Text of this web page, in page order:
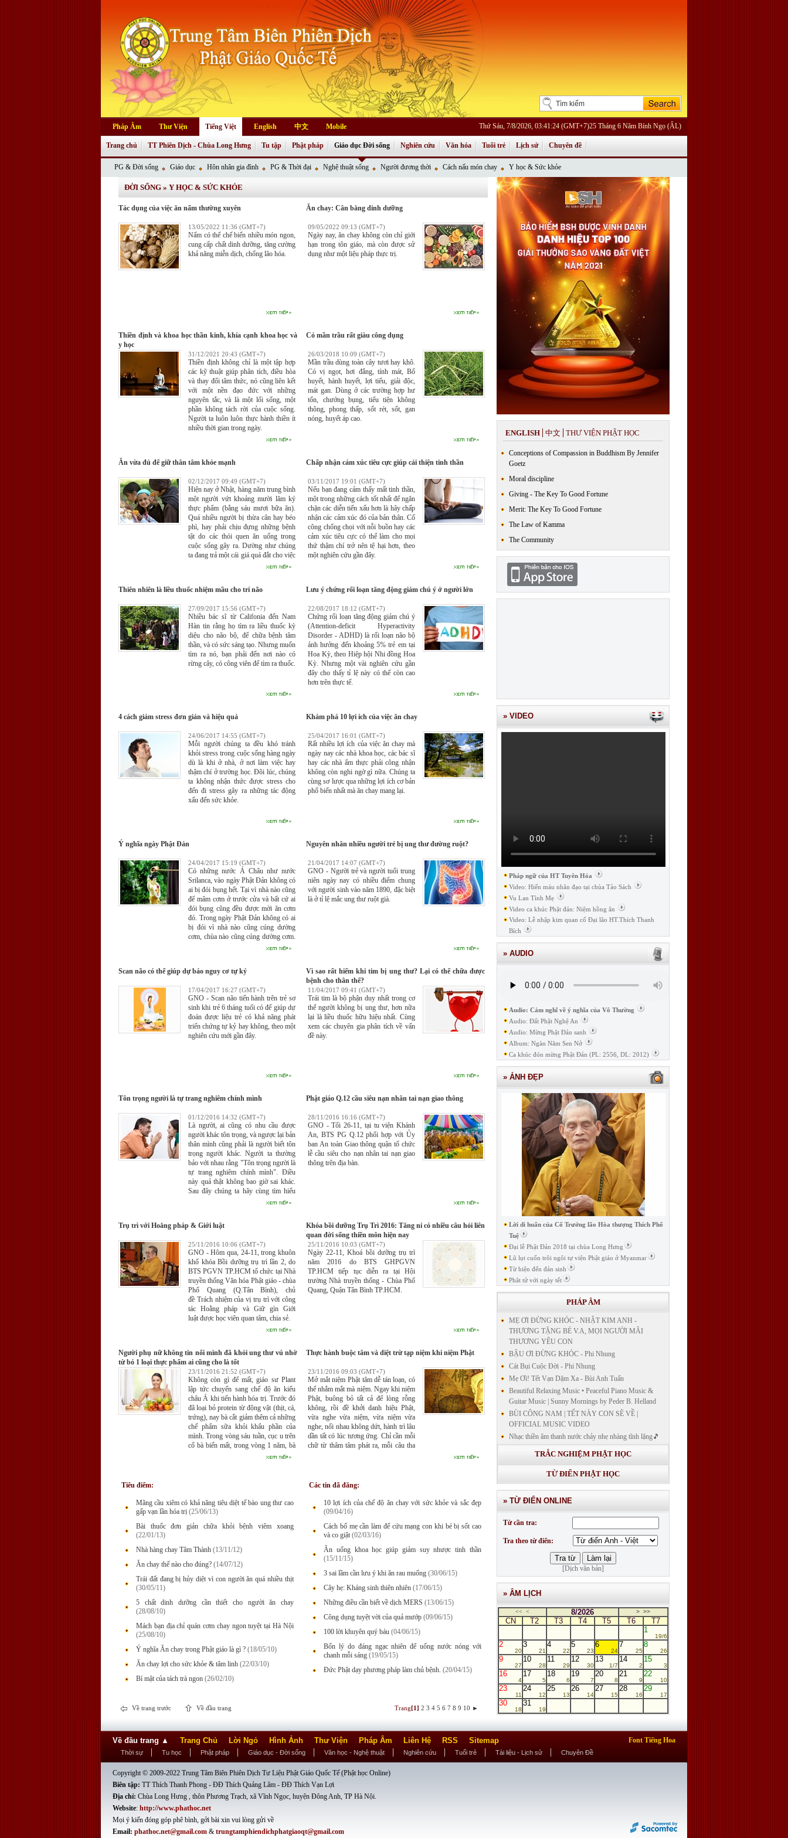
Pháp Âm Thư Viện Tiếng Việt English 中文 Mobile Thứ Sáu, 7/8/2026, 03:41:24 (GMT+7)25 Tháng 6 Năm Bính Ngọ (ÂL)
Trang chủ TT Phiên Dịch - Chùa Long Hưng Tu tập Phật pháp Giáo dục Đời sống
PG & Đời sống Giáo dục Hôn nhân gia đình PG & Thời đại Nghệ thuật sống Người đương thời Cách nấu món chay Y học & Sức khỏe
Nghiên cứu Văn hóa Tuổi trẻ Lịch sử Chuyên đề
ĐỜI SỐNG » Y HỌC & SỨC KHỎE
Tác dụng của việc ăn nấm thường xuyên
13/05/2022 11:36 (GMT+7)
Nấm có thể chế biến nhiều món ngon,
cung cấp chất dinh dưỡng, tăng cường
khả năng miễn dịch, chống lão hóa.
Ăn chay: Cân bằng dinh dưỡng
09/05/2022 09:13 (GMT+7)
Ngày nay, ăn chay không còn chỉ giới
hạn trong tôn giáo, mà còn được sử
dụng như một liệu pháp thực trị.
Thiền định và khoa học thần kinh, khía cạnh khoa học và
y học
31/12/2021 20:43 (GMT+7)
Thiền định không chỉ là một tập hợp
các kỹ thuật giúp phân tích, điều hòa
và thay đổi tâm thức, nó cũng liên kết
với một nền đạo đức với những
nguyên tắc, và là một lối sống, một
phần không tách rời của cuộc sống.
Người ta luôn luôn thực hành thiền ít
nhiều thời gian trong ngày.
Cỏ mần trầu rất giàu công dụng
26/03/2018 10:09 (GMT+7)
Mần trầu dùng toàn cây tươi hay khô.
Có vị ngọt, hơi đắng, tính mát, Bổ
huyết, hành huyết, lợi tiểu, giải độc,
mát gan. Dùng ở các trường hợp hư
tổn, chướng bụng, tiểu tiện không
thông, phong thấp, sốt rét, sốt, gan
nóng, huyết áp cao.
Ăn vừa đủ để giữ thân tâm khỏe mạnh
02/12/2017 09:49 (GMT+7)
Hiện nay ở Nhật, hàng năm trung bình
một người vứt khoảng mười lăm ký
thực phẩm (bằng sáu mươi bữa ăn).
Quá nhiều người bị thừa cân hay béo
phì, hay phải chịu đựng những bệnh
tật do các thói quen ăn uống trong
cuộc sống gây ra. Dường như chúng
ta đang trả một cái giá quá đắt cho việc
tiêu thụ hoang phí khi nguồn cung cấp
Chấp nhận cảm xúc tiêu cực giúp cải thiện tinh thần
03/11/2017 19:01 (GMT+7)
Nếu bạn đang cảm thấy mất tinh thần,
một trong những cách tốt nhất để ngăn
chặn các diễn tiến xấu hơn là hãy chấp
nhận các cảm xúc đó của bản thân. Cố
công chống chọi với nỗi buồn hay các
cảm xúc tiêu cực có thể làm cho mọi
thứ thậm chí trở nên tệ hại hơn, theo
một nghiên cứu gần đây.
Thiên nhiên là liều thuốc nhiệm mầu cho trí não
27/09/2017 15:56 (GMT+7)
Nhiều bác sĩ từ Califonia đến Nam
Hàn tin rằng họ tìm ra liều thuốc kỳ
diệu cho não bộ, để chữa bệnh tâm
thần, và có sức sáng tạo. Nhưng muốn
tìm ra nó, bạn phải đến nơi nào có
rừng cây, có công viên để tìm ra thuốc.
Lưu ý chứng rối loạn tăng động giảm chú ý ở người lớn
22/08/2017 18:12 (GMT+7)
Chứng rối loạn tăng động giảm chú ý
(Attention-deficit Hyperactivity
Disorder - ADHD) là rối loạn não bộ
ảnh hưởng đến khoảng 5% trẻ em tại
Hoa Kỳ, theo Hiệp hội Nhi đồng Hoa
Kỳ. Nhưng một vài nghiên cứu gần
đây cho thấy tỉ lệ này có thể còn cao
hơn trên thực tế.
4 cách giảm stress đơn giản và hiệu quả
24/06/2017 14:55 (GMT+7)
Mỗi người chúng ta đều khó tránh
khỏi stress trong cuộc sống hàng ngày
dù là khi ở nhà, ở nơi làm việc hay
thậm chí ở trường học. Đôi lúc, chúng
ta không nhận thức được stress cho
đến đi stress gây ra những tác động
xấu đến sức khỏe.
Khám phá 10 lợi ích của việc ăn chay
25/04/2017 16:01 (GMT+7)
Rất nhiều lợi ích của việc ăn chay mà
ngày nay các nhà khoa học, các bác sĩ
hay các nhà ẩm thực phải công nhận
không còn nghi ngờ gì nữa. Chúng ta
cùng sơ lược qua những lợi ích cơ bản
phổ biến nhất mà ăn chay mang lại.
Ý nghĩa ngày Phật Đản
24/04/2017 15:19 (GMT+7)
Có những nước Á Châu như nước
Srilanca, vào ngày Phật Đản không có
ai bị đói bụng hết. Tại vì nhà nào cũng
để mâm cơm ở trước cửa và bất cứ ai
đói bụng cũng đều được mời ăn cơm
đó. Trong ngày Phật Đản không có ai
bị đói vì nhà nào cũng cúng dường
cơm, chùa nào cũng cúng dường cơm.
Đây là một truyền thống có từ mấy
Nguyên nhân nhiều người trẻ bị ung thư đường ruột?
21/04/2017 14:07 (GMT+7)
GNO - Người trẻ và người tuổi trung
niên ngày nay có nhiều điểm chung
với người sinh vào năm 1890, đặc biệt
là ở tỉ lệ mắc ung thư ruột già.
Scan não có thể giúp dự báo nguy cơ tự kỷ
17/04/2017 16:27 (GMT+7)
GNO - Scan não tiến hành trên trẻ sơ
sinh khi trẻ 6 tháng tuổi có để giúp dự
đoán được liệu trẻ có khả năng phát
triển chứng tự kỷ hay không, theo một
nghiên cứu mới gần đây.
Vì sao rất hiếm khi tim bị ung thư? Lại có thể chữa được
bệnh cho thân thể?
11/04/2017 09:41 (GMT+7)
Trái tim là bộ phận duy nhất trong cơ
thể người không bị ung thư, hơn nữa
lại là liều thuốc hữu hiệu nhất. Cùng
xem các chuyên gia phân tích về vấn
đề này.
Tôn trọng người là tự trang nghiêm chính mình
01/12/2016 14:32 (GMT+7)
Là người, ai cũng có nhu cầu được
người khác tôn trọng, và ngược lại bản
thân mình cũng phải là người biết tôn
trọng người khác. Người ta thường
bảo với nhau rằng "Tôn trọng người là
tự trang nghiêm chính mình". Điều
này quả thật không bao giờ sai khác.
Sau đây chúng ta hãy cùng tìm hiểu
một câu chuyện có thật về cách ứng
Phật giáo Q.12 cầu siêu nạn nhân tai nạn giao thông
28/11/2016 16:16 (GMT+7)
GNO - Tối 26-11, tại tu viện Khánh
An, BTS PG Q.12 phối hợp với Ủy
ban An toàn Giao thông quận tổ chức
lễ cầu siêu cho nạn nhân tai nạn giao
thông trên địa bàn.
Trụ trì với Hoằng pháp & Giới luật
25/11/2016 10:06 (GMT+7)
GNO - Hôm qua, 24-11, trong khuôn
khổ khóa Bồi dưỡng trụ trì lần 2, do
BTS PGVN TP.HCM tổ chức tại Nhà
truyền thống Văn hóa Phật giáo - chùa
Phổ Quang (Q.Tân Bình), chủ
đề Trách nhiệm của vị trụ trì với công
tác Hoằng pháp và Giữ gìn Giới
luật được học viên quan tâm, chia sẻ.
Khóa bồi dưỡng Trụ Trì 2016: Tăng ni có nhiều câu hỏi liên
quan đời sống thiền môn hiện nay
25/11/2016 10:03 (GMT+7)
Ngày 22-11, Khoá bồi dưỡng trụ trì
năm 2016 do BTS GHPGVN
TP.HCM tiếp tục diễn ra tại Hội
trường Nhà truyền thống - Chùa Phổ
Quang, Quận Tân Bình TP.HCM.
Người phụ nữ không tin nổi mình đã khỏi ung thư vú nhờ
từ bỏ 1 loại thực phẩm ai cũng cho là tốt
23/11/2016 21:52 (GMT+7)
Không còn gì để mất, giáo sư Plant
lập tức chuyển sang chế độ ăn kiểu
châu Á khi tiến hành hóa trị. Trước đó
đã loại bỏ protein từ động vật (thịt, cá,
trứng), nay bà cắt giảm thêm cả những
chế phẩm sữa khỏi khẩu phần của
mình. Trong vòng sáu tuần, cục u trên
cổ bà biến mất, trong vòng 1 năm, bà
hết bệnh, không còn bị căn bệnh ung
Thực hành buộc tâm và diệt trừ tạp niệm khi niệm Phật
23/11/2016 09:03 (GMT+7)
Mở mắt niệm Phật tâm dễ tán loạn, có
thể nhắm mắt mà niệm. Ngay khi niệm
Phật, buông bỏ tất cả để lòng rỗng
không, rồi đề khởi danh hiệu Phật,
vừa nghe vừa niệm, vừa niệm vừa
nghe, nối nhau không dứt, hành trì lâu
dần tất có lúc tương ứng. Chỉ cần mỗi
chữ từ thâm tâm phát ra, mỗi câu tha
Phật A-di-đà. Tâm thường thanh tịnh
công đắc lực.
Tiêu điểm:
Mãng cầu xiêm có khả năng tiêu diệt tế bào ung thư cao
gấp vạn lần hóa trị (25/06/13)
Bài thuốc đơn giản chữa khỏi bệnh viêm xoang
(22/01/13)
Nhà hàng chay Tâm Thành (13/11/12)
Ăn chay thế nào cho đúng? (14/07/12)
Trái đất đang bị hủy diệt vì con người ăn quá nhiều thịt
(30/05/11)
5 chất dinh dưỡng cần thiết cho người ăn chay
(28/08/10)
Mách bạn địa chỉ quán cơm chay ngon tuyệt tại Hà Nội
(25/08/10)
Ý nghĩa Ăn chay trong Phật giáo là gì ? (18/05/10)
Ăn chay lợi cho sức khỏe & tâm linh (22/03/10)
Bí mật của tách trà ngon (26/02/10)
Các tin đã đăng:
10 lợi ích của chế độ ăn chay với sức khỏe và sắc đẹp
(09/04/16)
Cách bố mẹ cần làm để cứu mạng con khi bé bị sốt cao
và co giật (02/03/16)
Ăn uống khoa học giúp giảm suy nhược tinh thần
(15/11/15)
3 sai lầm cần lưu ý khi ăn rau muống (30/06/15)
Cây hẹ: Kháng sinh thiên nhiên (17/06/15)
Những điều cần biết về dịch MERS (13/06/15)
Công dụng tuyệt vời của quả mướp (09/06/15)
100 lời khuyên quý báu (04/06/15)
Bốn lý do đáng ngạc nhiên để uống nước nóng với
chanh mỗi sáng (19/05/15)
Đức Phật dạy phương pháp làm chủ bệnh. (20/04/15)
Về trang trước Về đầu trang Trang[1] 2 3 4 5 6 7 8 9 10 ►
ENGLISH 中文 THƯ VIỆN PHẬT HỌC
Conceptions of Compassion in Buddhism By Jennifer
Goetz
Moral discipline
Giving - The Key To Good Fortune
Merit: The Key To Good Fortune
The Law of Kamma
The Community
» VIDEO
Pháp ngữ của HT Tuyên Hóa
Video: Hiến máu nhân đạo tại chùa Tảo Sách
Vu Lan Tình Mẹ
Video ca khúc Phật đản: Niệm hồng ân
Video: Lễ nhập kim quan cố Đại lão HT.Thích Thanh
Bích
» AUDIO
Audio: Cảm nghĩ về ý nghĩa của Vô Thường
Audio: Đất Phật Nghệ An
Audio: Mừng Phật Đản sanh
Album: Ngàn Năm Sen Nở
Ca khúc đón mừng Phật Đản (PL: 2556, DL: 2012)
» ẢNH ĐẸP
Lời di huấn của Cố Trưởng lão Hòa thượng Thích Phổ
Tuệ
Đại lễ Phật Đản 2018 tại chùa Long Hưng
Lũ lụt cuốn trôi ngôi tự viện Phật giáo ở Myanmar
Từ hiện đến đản sinh
Phât tử với ngày tết
PHÁP ÂM
MẸ ƠI ĐỪNG KHÓC - NHẬT KIM ANH -
THƯƠNG TẶNG BÉ V.A, MỌI NGƯỜI MÃI
THƯƠNG YÊU CON
BẬU ƠI ĐỪNG KHÓC - Phi Nhung
Cát Bụi Cuộc Đời - Phi Nhung
Mẹ Ơi! Tết Vạn Dặm Xa - Bùi Anh Tuấn
Beautiful Relaxing Music • Peaceful Piano Music &
Guitar Music | Sunny Mornings by Peder B. Helland
BÙI CÔNG NAM | TẾT NÀY CON SẼ VỀ |
OFFICIAL MUSIC VIDEO
Nhạc thiền âm thanh nước chảy nhẹ nhàng tĩnh lặng🎵
Nhạc thiền lặng tâm
KINH BẢN NGUYỆN CÔNG ĐỨC DƯỢC SƯ
LƯU LY QUANG NHƯ LAI"
GIẢNG GIẢI KINH DƯỢC SƯ - BÀI 14/ GIẢNG
GIẢI KINH BẢN NGUYỆN CÔNG ĐỨC DƯỢC
SƯ LƯU LY QUANG NHƯ LAI
GIẢNG GIẢI KINH DƯỢC SƯ
TRẮC NGHIỆM PHẬT HỌC
TỪ ĐIỂN PHẬT HỌC
» TỪ ĐIỂN ONLINE
Từ cần tra:
Tra theo từ điển:
[Dịch văn bản]
» ÂM LỊCH
<< < 8/2026 > >>
CN T2 T3 T4 T5 T6
T7
1
19/6
2
20
3
21
4
22
5
23
6
24
7
25
8
26
9
27
10
28
11
29
12
30
13
1/7
14
2
15
3
16
4
17
5
18
6
19
7
20
8
21
9
22
10
23
11
24
12
25
13
26
14
27
15
28
16
29
17
30
18
31
19
Về đầu trang ▲ Trang Chủ Lời Ngỏ Hình Ảnh Thư Viện Pháp Âm Liên Hệ RSS Sitemap Font Tiếng Hoa
Thời sự Tu học Phật pháp Giáo dục - Đời sống Văn học - Nghệ thuật Nghiên cứu Tuổi trẻ Tài liệu - Lịch sử Chuyên Đề
Copyright © 2009-2022 Trung Tâm Biên Phiên Dịch Tư Liệu Phật Giáo Quốc Tế (Phật học Online)
Biên tập: TT Thích Thanh Phong - ĐĐ Thích Quảng Lâm - ĐĐ Thích Vạn Lợi
Địa chỉ: Chùa Long Hưng , thôn Phương Trạch, xã Vĩnh Ngọc, huyện Đông Anh, TP Hà Nội.
Website: http://www.phathoc.net
Mọi ý kiến đóng góp phê bình, gởi bài xin vui lòng gửi về
Email: phathoc.net@gmail.com & trungtamphiendichphatgiaoqt@gmail.com